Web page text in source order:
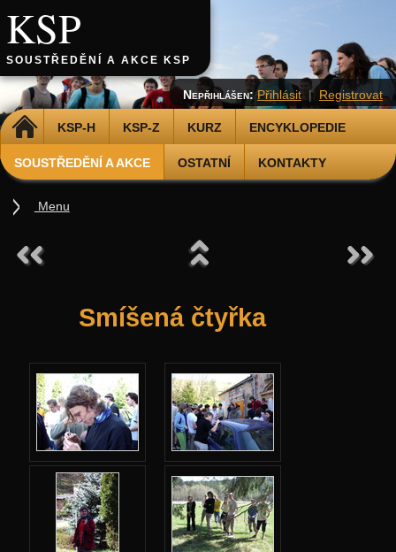
KSP
SOUSTŘEDĚNÍ A AKCE KSP
DOMŮ KSP-H KSP-Z KURZ ENCYKLOPEDIE
SOUSTŘEDĚNÍ A AKCE OSTATNÍ KONTAKTY
Nepřihlášen: Přihlásit | Registrovat
Smíšená čtyřka
Menu
Podzimní 2026
Podzimní 2025
Podzimní 2024
Jarní 2024
Podzimní 2023
Jarní 2023
Podzimní 2022
Jarní 2022